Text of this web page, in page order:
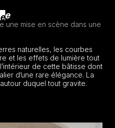
une mise en scène dans une
naturelles, les courbes
et les effets de lumière tout
de cette bâtisse dont
d’une rare élégance. La
duquel tout gravite.